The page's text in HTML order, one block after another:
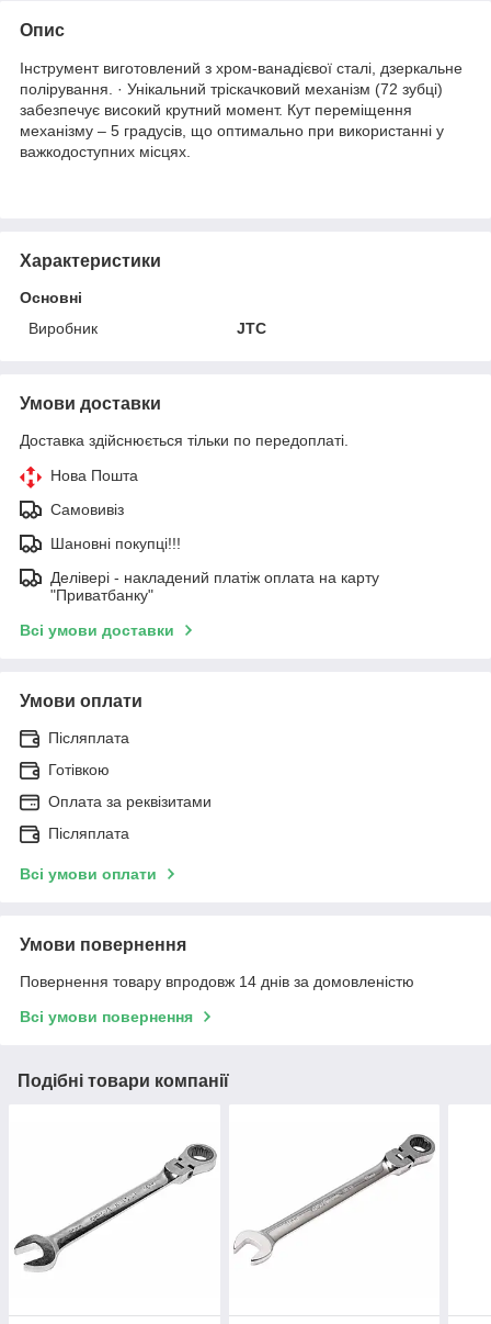
Опис
Інструмент виготовлений з хром-ванадієвої сталі, дзеркальне
полірування. · Унікальний тріскачковий механізм (72 зубці)
забезпечує високий крутний момент. Кут переміщення
механізму – 5 градусів, що оптимально при використанні у
важкодоступних місцях.
Характеристики
Основні
Виробник
JTC
Умови доставки
Доставка здійснюється тільки по передоплаті.
Нова Пошта
Самовивіз
Шановні покупці!!!
Делівері - накладений платіж оплата на карту
"Приватбанку"
Всі умови доставки
Умови оплати
Післяплата
Готівкою
Оплата за реквізитами
Післяплата
Всі умови оплати
Умови повернення
Повернення товару впродовж 14 днів за домовленістю
Всі умови повернення
Подібні товари компанії